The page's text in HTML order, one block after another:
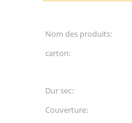
Nom des produits:
carton:
Dur sec:
Couverture: